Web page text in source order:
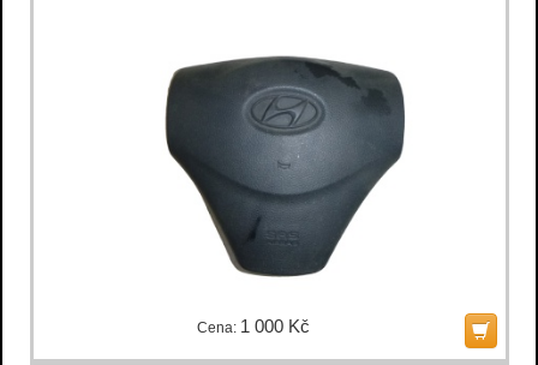
Cena: 1 000 Kč